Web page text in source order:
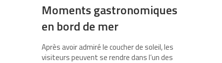
Moments gastronomiques
en bord de mer
Après avoir admiré le coucher de soleil, les
visiteurs peuvent se rendre dans l’un des